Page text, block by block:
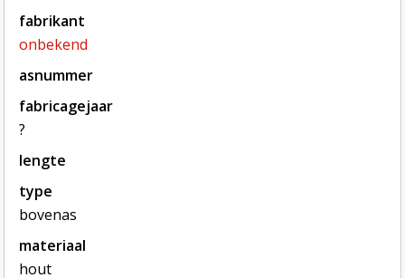
fabrikant
onbekend
asnummer
fabricagejaar
?
lengte
type
bovenas
materiaal
hout